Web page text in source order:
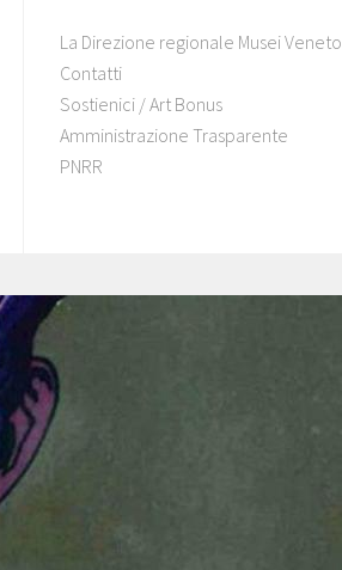
La Direzione regionale Musei Veneto
Contatti
Sostienici / Art Bonus
Amministrazione Trasparente
PNRR